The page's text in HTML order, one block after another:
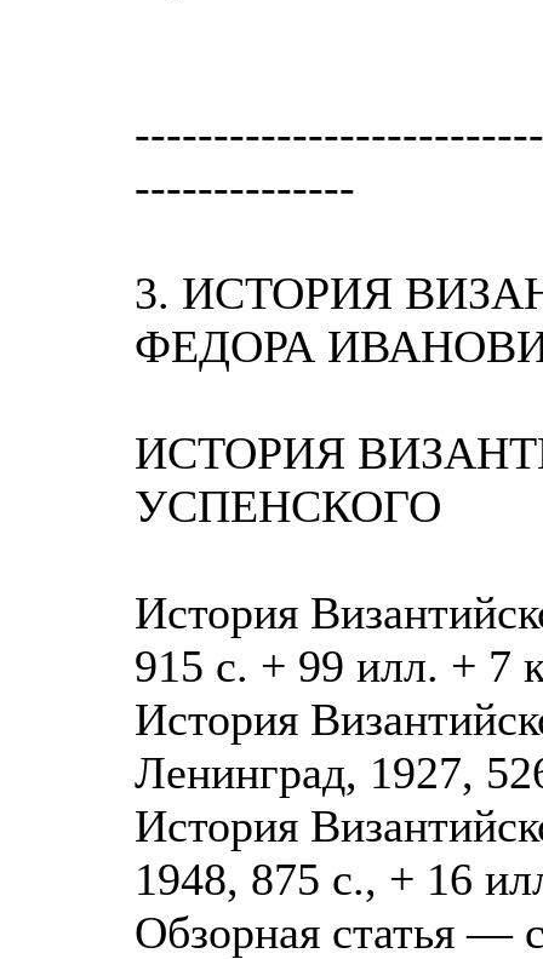
--------------
3. ИСТОРИЯ
ФЕДОРА
ИСТОРИЯ
УСПЕНСКОГО
История
915 с. + 99 илл. + 7
История
Ленинград, 1927,
История
1948, 875 с., + 16
Обзорная статья —